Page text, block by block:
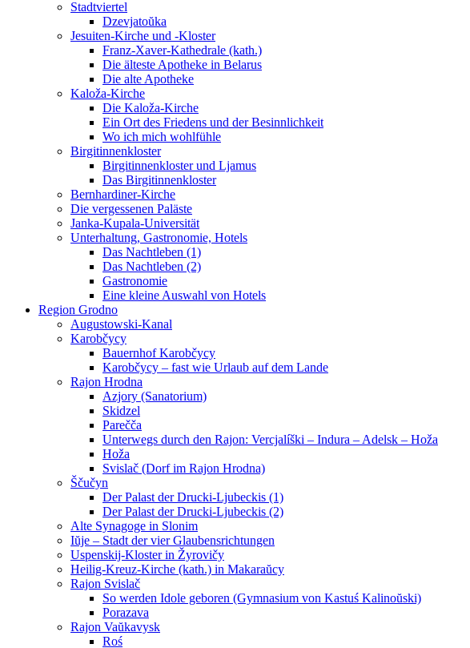
Stadtviertel
Dzevjatoŭka
Jesuiten-Kirche und -Kloster
Franz-Xaver-Kathedrale (kath.)
Die älteste Apotheke in Belarus
Die alte Apotheke
Kaloža-Kirche
Die Kaloža-Kirche
Ein Ort des Friedens und der Besinnlichkeit
Wo ich mich wohlfühle
Birgitinnenkloster
Birgitinnenkloster und Ljamus
Das Birgitinnenkloster
Bernhardiner-Kirche
Die vergessenen Paläste
Janka-Kupala-Universität
Unterhaltung, Gastronomie, Hotels
Das Nachtleben (1)
Das Nachtleben (2)
Gastronomie
Eine kleine Auswahl von Hotels
Region Grodno
Augustowski-Kanal
Karobčycy
Bauernhof Karobčycy
Karobčycy – fast wie Urlaub auf dem Lande
Rajon Hrodna
Azjory (Sanatorium)
Skidzel
Parečča
Unterwegs durch den Rajon: Vercjalíški – Indura – Adelsk – Hoža
Hoža
Svislač (Dorf im Rajon Hrodna)
Ščučyn
Der Palast der Drucki-Ljubeckis (1)
Der Palast der Drucki-Ljubeckis (2)
Alte Synagoge in Slonim
Iŭje – Stadt der vier Glaubensrichtungen
Uspenskij-Kloster in Žyrovičy
Heilig-Kreuz-Kirche (kath.) in Makaraŭcy
Rajon Svislač
So werden Idole geboren (Gymnasium von Kastuś Kalinoŭski)
Porazava
Rajon Vaŭkavysk
Roś